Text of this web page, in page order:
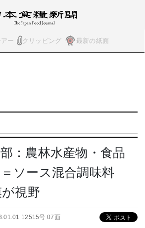
ー クリッピング 最新の紙面
：農林水産物・食品
ソース混合調味料
視野
12515号 07面